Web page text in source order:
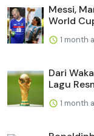
Messi,
World
1 month
Dari
Lagu
1 month